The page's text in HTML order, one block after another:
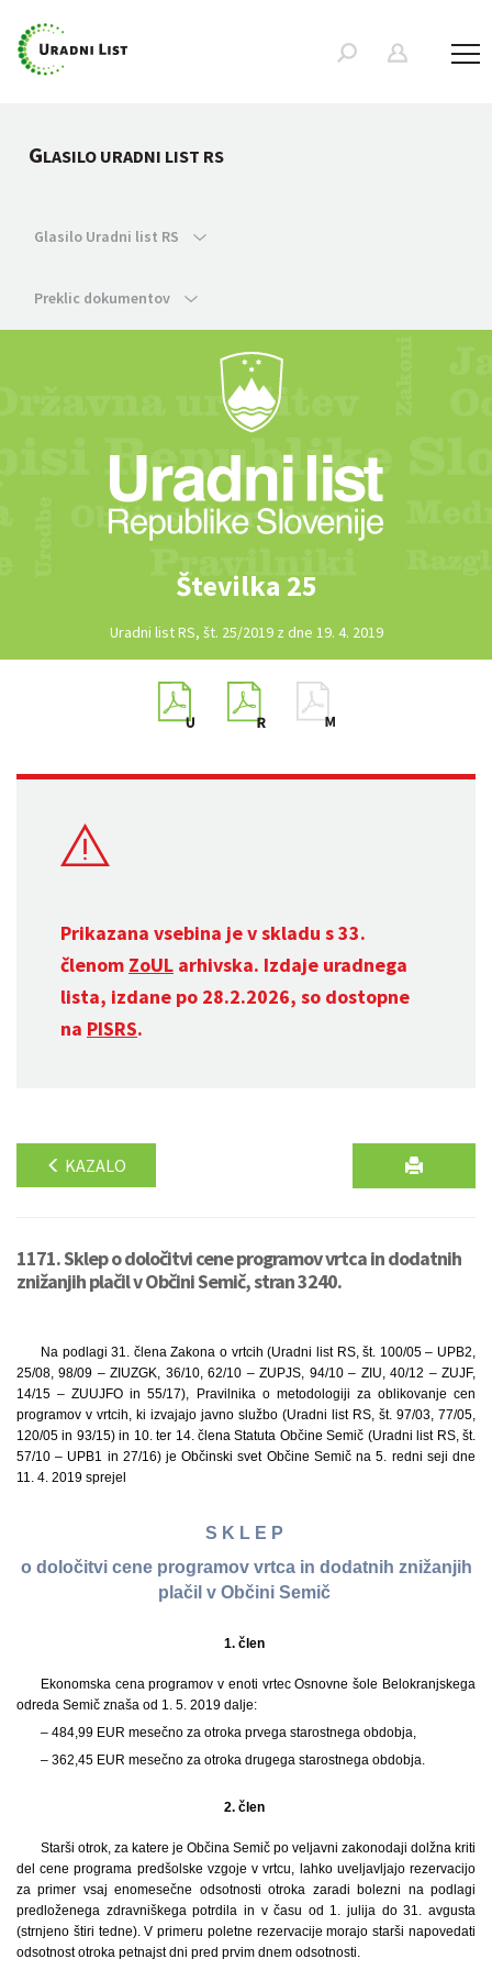
GLASILO URADNI LIST RS
Glasilo Uradni list RS
Preklic dokumentov
Številka 25
Uradni list RS, št. 25/2019 z dne 19. 4. 2019
Prikazana vsebina je v skladu s 33.
členom ZoUL arhivska. Izdaje uradnega
lista, izdane po 28.2.2026, so dostopne
na PISRS.
KAZALO
1171. Sklep o določitvi cene programov vrtca in dodatnih
znižanjih plačil v Občini Semič, stran 3240.
Na podlagi 31. člena Zakona o vrtcih (Uradni list RS, št. 100/05 – UPB2,
25/08, 98/09 – ZIUZGK, 36/10, 62/10 – ZUPJS, 94/10 – ZIU, 40/12 – ZUJF,
14/15 – ZUUJFO in 55/17), Pravilnika o metodologiji za oblikovanje cen
programov v vrtcih, ki izvajajo javno službo (Uradni list RS, št. 97/03, 77/05,
120/05 in 93/15) in 10. ter 14. člena Statuta Občine Semič (Uradni list RS, št.
57/10 – UPB1 in 27/16) je Občinski svet Občine Semič na 5. redni seji dne
11. 4. 2019 sprejel
S K L E P
o določitvi cene programov vrtca in dodatnih znižanjih
plačil v Občini Semič
1. člen
Ekonomska cena programov v enoti vrtec Osnovne šole Belokranjskega
odreda Semič znaša od 1. 5. 2019 dalje:
– 484,99 EUR mesečno za otroka prvega starostnega obdobja,
– 362,45 EUR mesečno za otroka drugega starostnega obdobja.
2. člen
Starši otrok, za katere je Občina Semič po veljavni zakonodaji dolžna kriti
del cene programa predšolske vzgoje v vrtcu, lahko uveljavljajo rezervacijo
za primer vsaj enomesečne odsotnosti otroka zaradi bolezni na podlagi
predloženega zdravniškega potrdila in v času od 1. julija do 31. avgusta
(strnjeno štiri tedne). V primeru poletne rezervacije morajo starši napovedati
odsotnost otroka petnajst dni pred prvim dnem odsotnosti.